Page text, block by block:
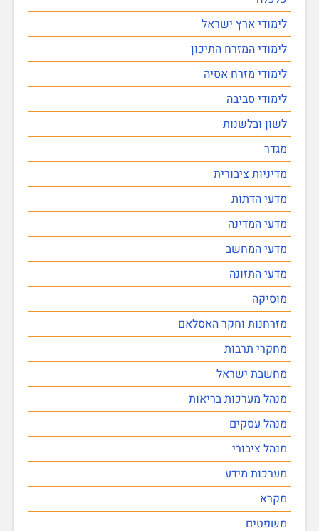
לימודי ארץ ישראל
לימודי המזרח התיכון
לימודי מזרח אסיה
לימודי סביבה
לשון ובלשנות
מגדר
מדיניות ציבורית
מדעי הדתות
מדעי המדינה
מדעי המחשב
מדעי התזונה
מוסיקה
מזרחנות וחקר האסלאם
מחקרי תרבות
מחשבת ישראל
מנהל מערכות בריאות
מנהל עסקים
מנהל ציבורי
מערכות מידע
מקרא
משפטים